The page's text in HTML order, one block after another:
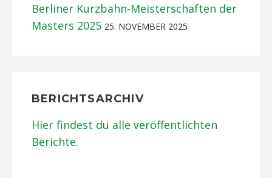
Berliner Kurzbahn-Meisterschaften der
Masters 2025 25. NOVEMBER 2025
BERICHTSARCHIV
Hier findest du alle veröffentlichten
Berichte.